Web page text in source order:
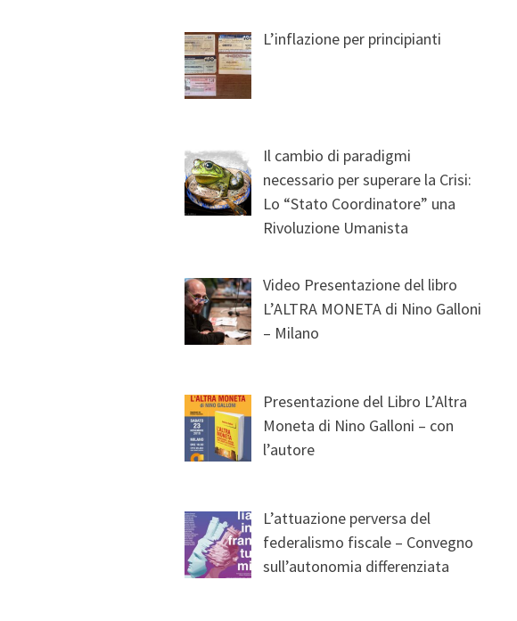
L’inflazione per principianti
Il cambio di paradigmi
necessario per superare la Crisi:
Lo “Stato Coordinatore” una
Rivoluzione Umanista
Video Presentazione del libro
L’ALTRA MONETA di Nino Galloni
– Milano
Presentazione del Libro L’Altra
Moneta di Nino Galloni – con
l’autore
L’attuazione perversa del
federalismo fiscale – Convegno
sull’autonomia differenziata